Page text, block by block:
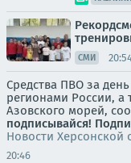
СМИ
Средства ПВО за
регионами России, а
Азовского морей,
подписывайся!
Новости Херсонской
20:46